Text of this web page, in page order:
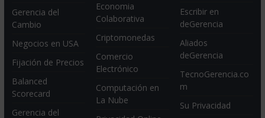
Gerencia del
Cambio
Negocios en USA
Fijación de Precios
Balanced
Scorecard
Gerencia del
Economia
Colaborativa
Criptomonedas
Comercio
Electrónico
Computación en
La Nube
Escribir en
deGerencia
Aliados
deGerencia
TecnoGerencia.co
m
Su Privacidad